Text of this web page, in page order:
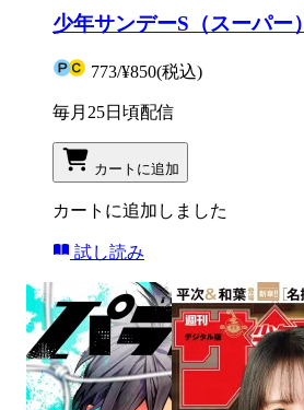
少年サンデーS（スーパー）
773/¥850(税込)
毎月25日頃配信
カートに追加
カートに追加しました
試し読み